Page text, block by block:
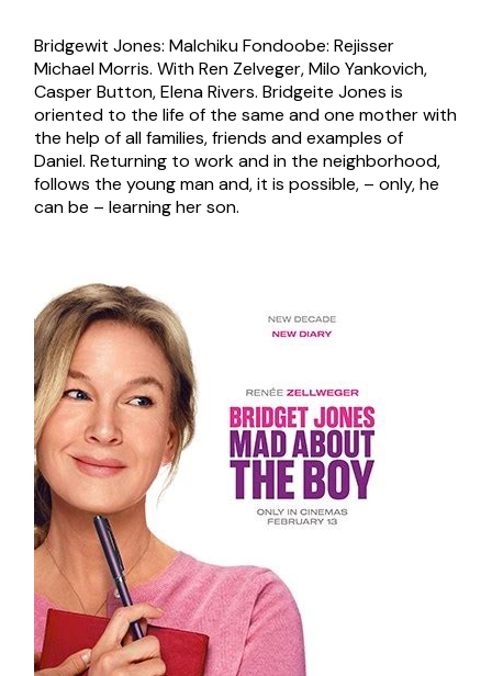
Bridgewit Jones: Malchiku Fondoobe: Rejisser
Michael Morris. With Ren Zelveger, Milo Yankovich,
Casper Button, Elena Rivers. Bridgeite Jones is
oriented to the life of the same and one mother with
the help of all families, friends and examples of
Daniel. Returning to work and in the neighborhood,
follows the young man and, it is possible, – only, he
can be – learning her son.